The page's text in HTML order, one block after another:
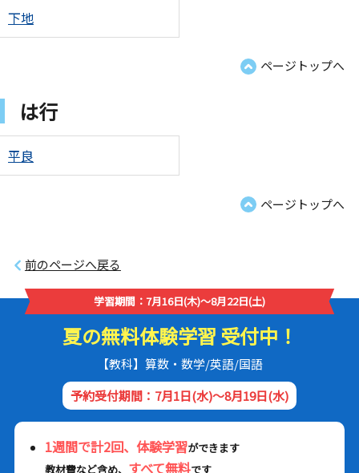
下地
ページトップへ
は行
平良
ページトップへ
前のページへ戻る
学習期間：7月16日(木)～8月22日(土)
夏の無料体験学習 受付中！
【教科】算数・数学/英語/国語
予約受付期間：7月1日(水)～8月19日(水)
1週間で計2回、体験学習ができます
教材費など含め、 すべて無料です